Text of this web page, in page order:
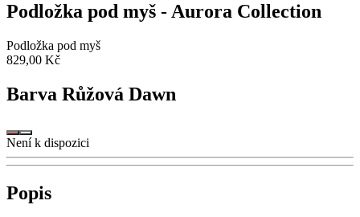
Podložka pod myš - Aurora Collection
Podložka pod myš
829,00 Kč
Barva Růžová Dawn
Není k dispozici
Popis